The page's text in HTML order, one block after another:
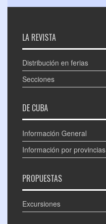
LA REVISTA
Distribución en ferias
Secciones
DE CUBA
Información General
Información por provincias
PROPUESTAS
Excursiones